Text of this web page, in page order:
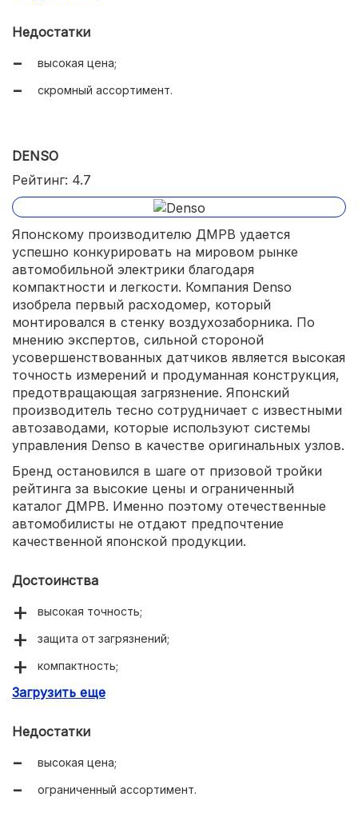
Недостатки
высокая цена;
скромный ассортимент.
DENSO
Рейтинг: 4.7
Японскому производителю ДМРВ удается
успешно конкурировать на мировом рынке
автомобильной электрики благодаря
компактности и легкости. Компания Denso
изобрела первый расходомер, который
монтировался в стенку воздухозаборника. По
мнению экспертов, сильной стороной
усовершенствованных датчиков является высокая
точность измерений и продуманная конструкция,
предотвращающая загрязнение. Японский
производитель тесно сотрудничает с известными
автозаводами, которые используют системы
управления Denso в качестве оригинальных узлов.
Бренд остановился в шаге от призовой тройки
рейтинга за высокие цены и ограниченный
каталог ДМРВ. Именно поэтому отечественные
автомобилисты не отдают предпочтение
качественной японской продукции.
Достоинства
высокая точность;
защита от загрязнений;
компактность;
легкость.
Загрузить еще
Недостатки
высокая цена;
ограниченный ассортимент.